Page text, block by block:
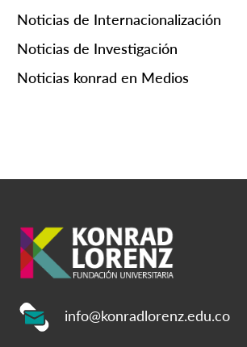
Noticias de Internacionalización
Noticias de Investigación
Noticias konrad en Medios
info@konradlorenz.edu.co